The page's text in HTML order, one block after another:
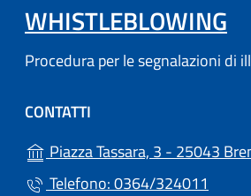
WHISTLEBLOWING
Procedura per le segnalazioni di
CONTATTI
Piazza Tassara, 3 - 25043
Telefono: 0364/324011